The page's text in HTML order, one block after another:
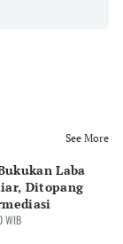
See More
Laba
Ditopang
WIB